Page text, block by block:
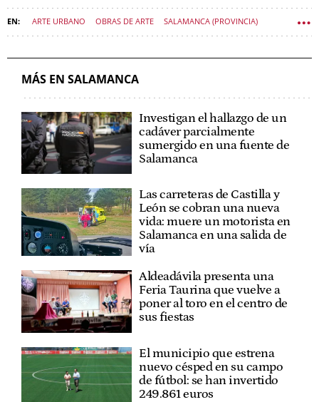
ARTE URBANO OBRAS DE ARTE SALAMANCA (PROVINCIA)
MÁS EN SALAMANCA
Investigan el hallazgo de un
cadáver parcialmente
sumergido en una fuente de
Salamanca
Las carreteras de Castilla y
León se cobran una nueva
vida: muere un motorista en
Salamanca en una salida de
vía
Aldeadávila presenta una
Feria Taurina que vuelve a
poner al toro en el centro de
sus fiestas
El municipio que estrena
nuevo césped en su campo
de fútbol: se han invertido
249.861 euros